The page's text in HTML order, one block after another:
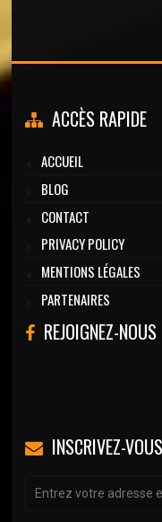
ACCÈS RAPIDE
ACCUEIL
BLOG
CONTACT
PRIVACY POLICY
MENTIONS LÉGALES
PARTENAIRES
REJOIGNEZ-
INSCRIVEZ-